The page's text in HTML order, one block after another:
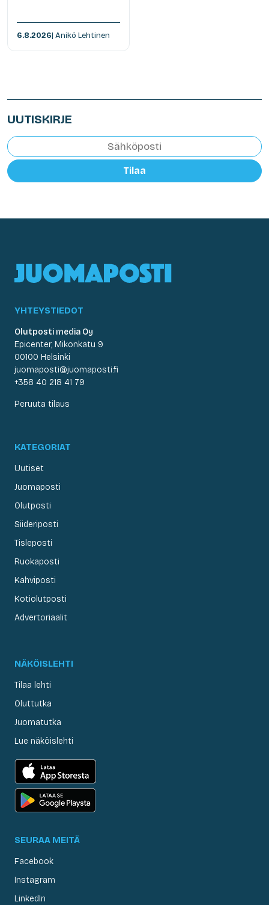
6.8.2026| Anikó Lehtinen
UUTISKIRJE
Tilaa
YHTEYSTIEDOT
Olutposti media Oy
Epicenter, Mikonkatu 9
00100 Helsinki
juomaposti@juomaposti.fi
+358 40 218 41 79
Peruuta tilaus
KATEGORIAT
Uutiset
Juomaposti
Olutposti
Siideriposti
Tisleposti
Ruokaposti
Kahviposti
Kotiolutposti
Advertoriaalit
NÄKÖISLEHTI
Tilaa lehti
Oluttutka
Juomatutka
Lue näköislehti
SEURAA MEITÄ
Facebook
Instagram
LinkedIn